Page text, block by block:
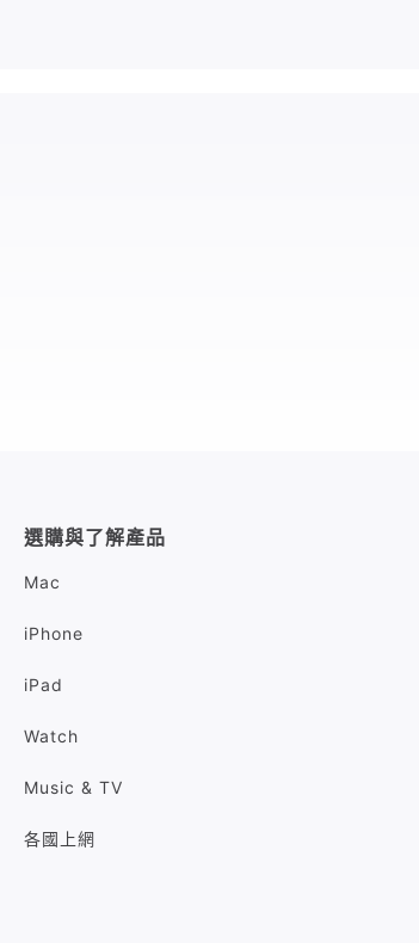
選購與了解產品
Mac
iPhone
iPad
Watch
Music & TV
各國上網